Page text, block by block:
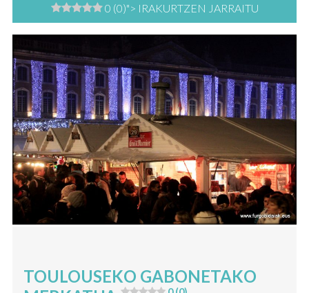
0 (0)"> IRAKURTZEN JARRAITU
TOULOUSEKO GABONETAKO